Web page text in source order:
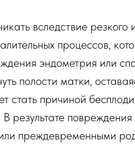
вследствие
процессов,
эндометрия или
полости матки,
стать причиной
преждевременными